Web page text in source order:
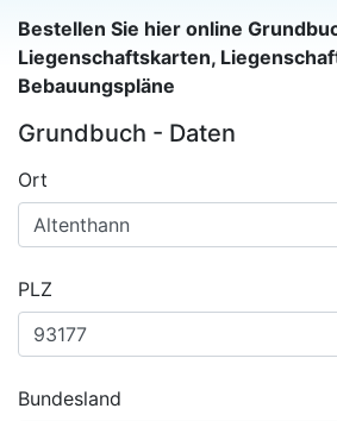
Bestellen Sie hier online
Liegenschaftskarten,
Bebauungspläne
Grundbuch - Daten
Ort
PLZ
Bundesland